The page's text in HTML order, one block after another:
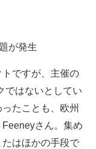
が発生
ですが、主催の
ではないとしてい
たことも、欧州
さん。集め
はほかの手段で